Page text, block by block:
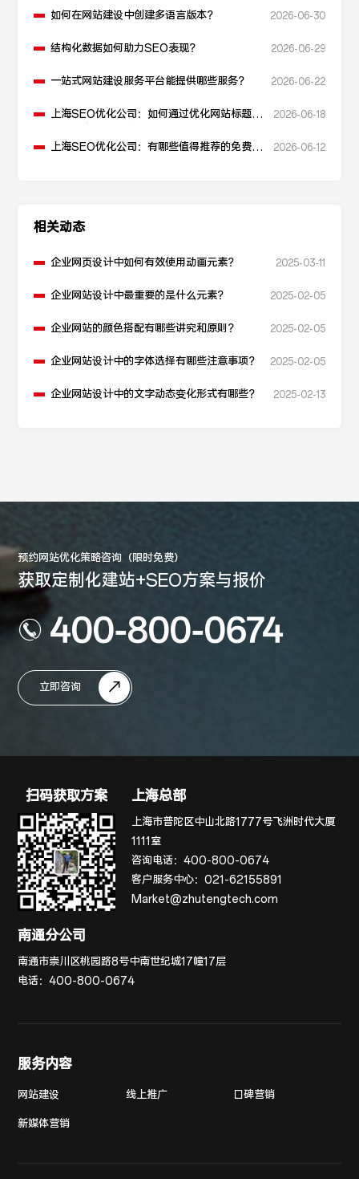
如何在网站建设中创建多语言版本？ 2026-06-30
结构化数据如何助力SEO表现？ 2026-06-29
一站式网站建设服务平台能提供哪些服务？ 2026-06-22
上海SEO优化公司：如何通过优化网站标题提
2026-06-18
上海SEO优化公司：有哪些值得推荐的免费
2026-06-12
相关动态
企业网页设计中如何有效使用动画元素？ 2025-03-11
企业网站设计中最重要的是什么元素？ 2025-02-05
企业网站的颜色搭配有哪些讲究和原则？ 2025-02-05
企业网站设计中的字体选择有哪些注意事项？ 2025-02-05
企业网站设计中的文字动态变化形式有哪些？ 2025-02-13
预约网站优化策略咨询（限时免费）
获取定制化建站+SEO方案与报价
400-800-0674
立即咨询
扫码获取方案 上海总部
上海市普陀区中山北路1777号飞洲时代大厦
1111室
咨询电话：400-800-0674
客户服务中心：021-62155891
Market@zhutengtech.com
南通分公司
南通市崇川区桃园路8号中南世纪城17幢17层
电话：400-800-0674
服务内容
网站建设 线上推广 口碑营销
新媒体营销